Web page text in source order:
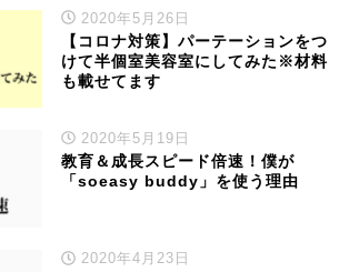
2020年5月26日
【コロナ対策】パーテーションをつ
けて半個室美容室にしてみた※材料
も載せてます
2020年5月19日
教育＆成長スピード倍速！僕が
「soeasy buddy」を使う理由
2020年4月23日